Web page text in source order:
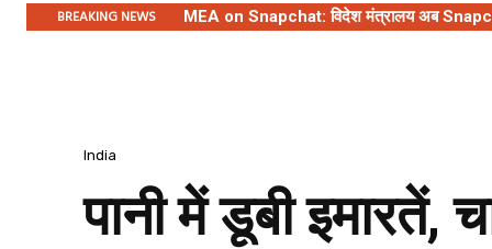
BREAKING NEWS MEA on Snapchat: विदेश मंत्रालय अब
India
पानी में डूबी